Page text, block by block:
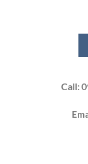
Call: